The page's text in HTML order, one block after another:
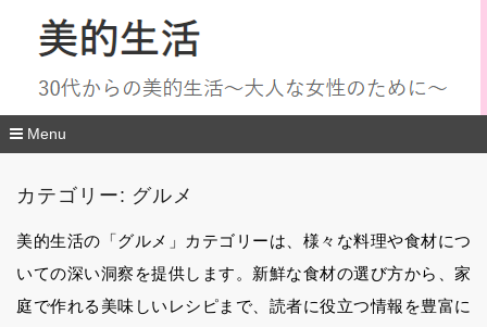
Menu
カテゴリー: グルメ
美的生活の「グルメ」カテゴリーは、様々な料理や食材につ
いての深い洞察を提供します。新鮮な食材の選び方から、家
庭で作れる美味しいレシピまで、読者に役立つ情報を豊富に